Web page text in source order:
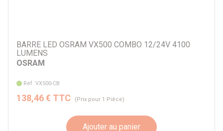
BARRE LED OSRAM VX500 COMBO 12/24V 4100
LUMENS
OSRAM
Réf. VX500-CB
138,46 € TTC (Prix pour 1 Pièce)
Ajouter au panier